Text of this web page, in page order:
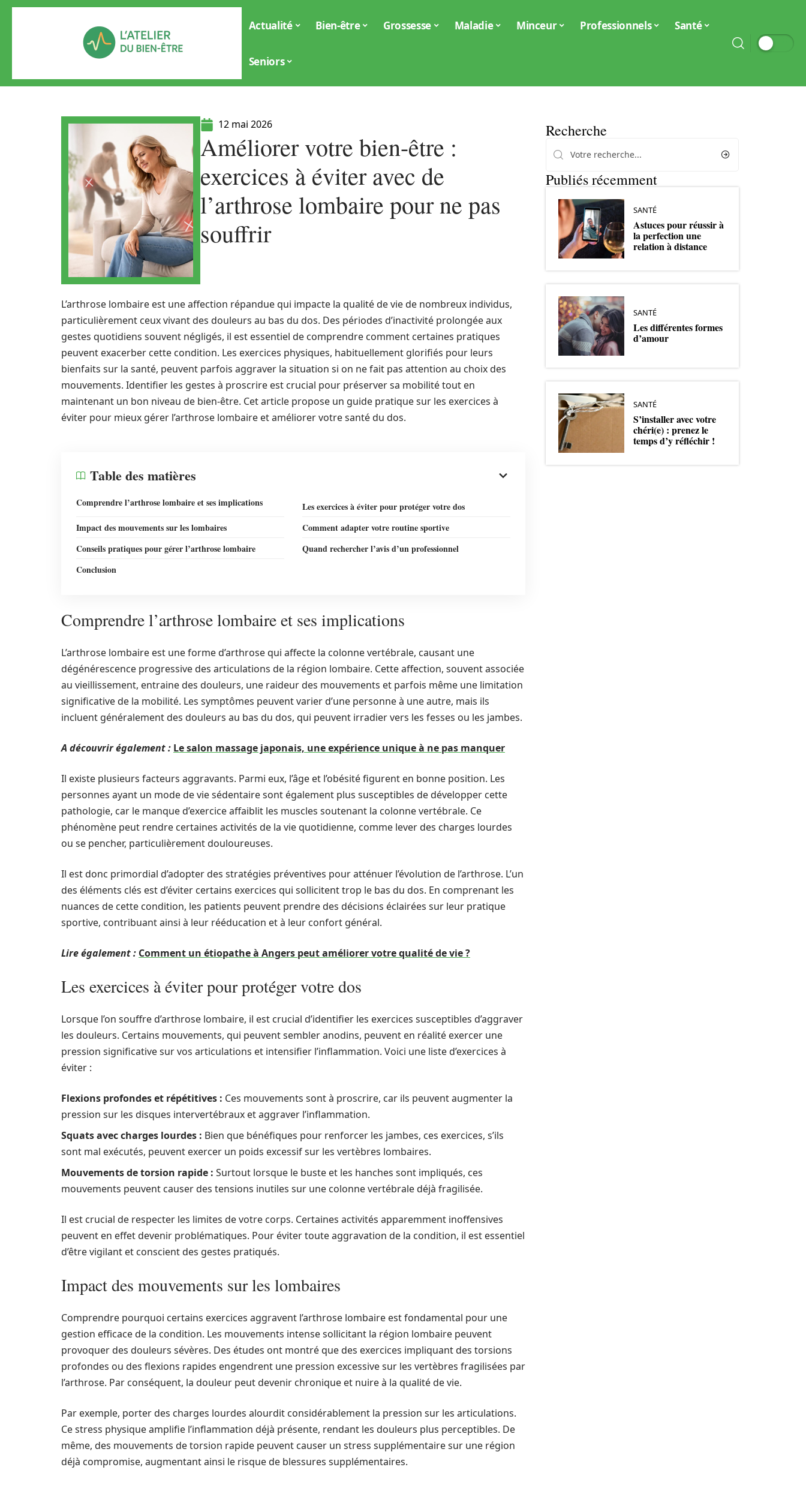
Actualité Bien-être Grossesse Maladie Minceur Professionnels Santé
Seniors
12 mai 2026
Améliorer votre bien-être :
exercices à éviter avec de
l’arthrose lombaire pour ne pas
souffrir
L’arthrose lombaire est une affection répandue qui impacte la qualité de vie de nombreux individus,
particulièrement ceux vivant des douleurs au bas du dos. Des périodes d’inactivité prolongée aux
gestes quotidiens souvent négligés, il est essentiel de comprendre comment certaines pratiques
peuvent exacerber cette condition. Les exercices physiques, habituellement glorifiés pour leurs
bienfaits sur la santé, peuvent parfois aggraver la situation si on ne fait pas attention au choix des
mouvements. Identifier les gestes à proscrire est crucial pour préserver sa mobilité tout en
maintenant un bon niveau de bien-être. Cet article propose un guide pratique sur les exercices à
éviter pour mieux gérer l’arthrose lombaire et améliorer votre santé du dos.
Table des matières
Comprendre l’arthrose lombaire et ses implications
Les exercices à éviter pour protéger votre dos
Impact des mouvements sur les lombaires
Comment adapter votre routine sportive
Conseils pratiques pour gérer l’arthrose lombaire
Quand rechercher l’avis d’un professionnel
Conclusion
Comprendre l’arthrose lombaire et ses implications
L’arthrose lombaire est une forme d’arthrose qui affecte la colonne vertébrale, causant une
dégénérescence progressive des articulations de la région lombaire. Cette affection, souvent associée
au vieillissement, entraine des douleurs, une raideur des mouvements et parfois même une limitation
significative de la mobilité. Les symptômes peuvent varier d’une personne à une autre, mais ils
incluent généralement des douleurs au bas du dos, qui peuvent irradier vers les fesses ou les jambes.
A découvrir également : Le salon massage japonais, une expérience unique à ne pas manquer
Il existe plusieurs facteurs aggravants. Parmi eux, l’âge et l’obésité figurent en bonne position. Les
personnes ayant un mode de vie sédentaire sont également plus susceptibles de développer cette
pathologie, car le manque d’exercice affaiblit les muscles soutenant la colonne vertébrale. Ce
phénomène peut rendre certaines activités de la vie quotidienne, comme lever des charges lourdes
ou se pencher, particulièrement douloureuses.
Il est donc primordial d’adopter des stratégies préventives pour atténuer l’évolution de l’arthrose. L’un
des éléments clés est d’éviter certains exercices qui sollicitent trop le bas du dos. En comprenant les
nuances de cette condition, les patients peuvent prendre des décisions éclairées sur leur pratique
sportive, contribuant ainsi à leur rééducation et à leur confort général.
Lire également : Comment un étiopathe à Angers peut améliorer votre qualité de vie ?
Les exercices à éviter pour protéger votre dos
Lorsque l’on souffre d’arthrose lombaire, il est crucial d’identifier les exercices susceptibles d’aggraver
les douleurs. Certains mouvements, qui peuvent sembler anodins, peuvent en réalité exercer une
pression significative sur vos articulations et intensifier l’inflammation. Voici une liste d’exercices à
éviter :
Flexions profondes et répétitives : Ces mouvements sont à proscrire, car ils peuvent augmenter la
pression sur les disques intervertébraux et aggraver l’inflammation.
Squats avec charges lourdes : Bien que bénéfiques pour renforcer les jambes, ces exercices, s’ils
sont mal exécutés, peuvent exercer un poids excessif sur les vertèbres lombaires.
Mouvements de torsion rapide : Surtout lorsque le buste et les hanches sont impliqués, ces
mouvements peuvent causer des tensions inutiles sur une colonne vertébrale déjà fragilisée.
Il est crucial de respecter les limites de votre corps. Certaines activités apparemment inoffensives
peuvent en effet devenir problématiques. Pour éviter toute aggravation de la condition, il est essentiel
d’être vigilant et conscient des gestes pratiqués.
Impact des mouvements sur les lombaires
Comprendre pourquoi certains exercices aggravent l’arthrose lombaire est fondamental pour une
gestion efficace de la condition. Les mouvements intense sollicitant la région lombaire peuvent
provoquer des douleurs sévères. Des études ont montré que des exercices impliquant des torsions
profondes ou des flexions rapides engendrent une pression excessive sur les vertèbres fragilisées par
l’arthrose. Par conséquent, la douleur peut devenir chronique et nuire à la qualité de vie.
Par exemple, porter des charges lourdes alourdit considérablement la pression sur les articulations.
Ce stress physique amplifie l’inflammation déjà présente, rendant les douleurs plus perceptibles. De
même, des mouvements de torsion rapide peuvent causer un stress supplémentaire sur une région
déjà compromise, augmentant ainsi le risque de blessures supplémentaires.
Recherche
Publiés récemment
SANTÉ
Astuces pour réussir à
la perfection une
relation à distance
SANTÉ
Les différentes formes
d’amour
SANTÉ
S’installer avec votre
chéri(e) : prenez le
temps d’y réfléchir !